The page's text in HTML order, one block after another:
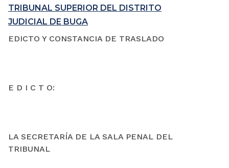
TRIBUNAL SUPERIOR DEL DISTRITO
JUDICIAL DE BUGA
EDICTO Y CONSTANCIA DE TRASLADO
E D I C T O:
LA SECRETARÍA DE LA SALA PENAL DEL
TRIBUNAL